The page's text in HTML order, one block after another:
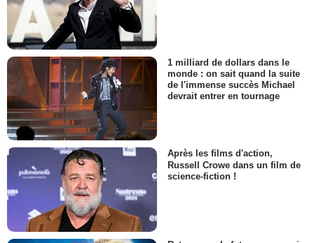
1 milliard de dollars dans le
monde : on sait quand la suite
de l'immense succès Michael
devrait entrer en tournage
Après les films d'action,
Russell Crowe dans un film de
science-fiction !